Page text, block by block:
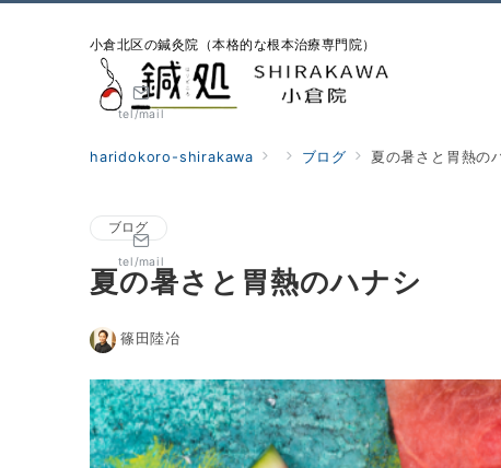
小倉北区の鍼灸院（本格的な根本治療専門院）
tel/mail
tel/mail
haridokoro-shirakawa ブログ 夏の暑さと胃熱の
ブログ
夏の暑さと胃熱のハナシ
篠田陸冶